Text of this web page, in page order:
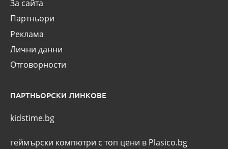
За сайта
Партньори
Реклама
Лични данни
Отговорности
ПАРТНЬОРСКИ ЛИНКОВЕ
kidstime.bg
геймърски компютри с топ цени в Plasico.bg